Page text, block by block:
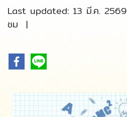
Last updated: 13 มี.ค. 2569
ชม |